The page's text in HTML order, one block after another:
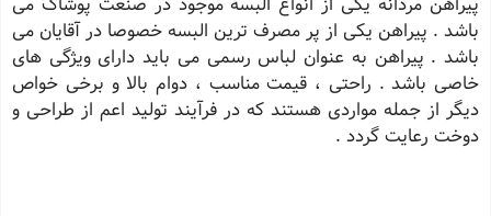
باشد . پیراهن یکی از پر مصرف ترین البسه خصوصا در آقایان می
باشد . پیراهن به عنوان لباس رسمی می باید دارای ویژگی های
خاصی باشد . راحتی ، قیمت مناسب ، دوام بالا و برخی خواص
دیگر از جمله مواردی هستند که در فرآیند تولید اعم از طراحی و
دوخت رعایت گردد .